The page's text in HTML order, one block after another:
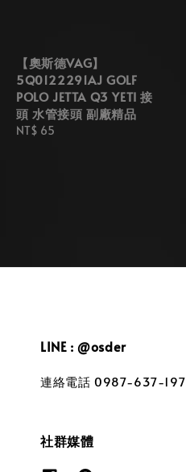
【奧斯德VAG】
5Q0122291AJ GOLF
POLO JETTA Q3 YETI 接
頭 水管接頭 副廠精品
Regular
NT$ 65
LINE : @osder
連絡電話 0987-637-197
社群媒體